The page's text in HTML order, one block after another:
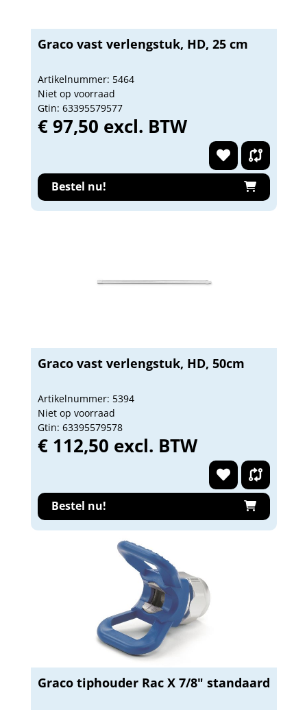
Graco vast verlengstuk, HD, 25 cm
Artikelnummer: 5464
Niet op voorraad
Gtin: 63395579577
€ 97,50 excl. BTW
Bestel nu!
Graco vast verlengstuk, HD, 50cm
Artikelnummer: 5394
Niet op voorraad
Gtin: 63395579578
€ 112,50 excl. BTW
Bestel nu!
Graco tiphouder Rac X 7/8" standaard